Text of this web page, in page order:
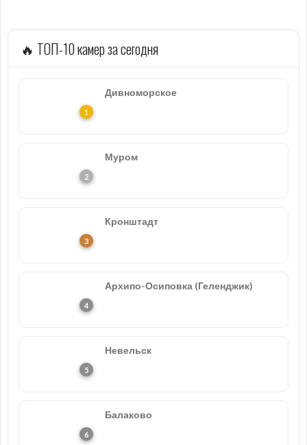
🔥 ТОП-10 камер за сегодня
Дивноморское
Муром
Кронштадт
Архипо-Осиповка (Геленджик)
Невельск
Балаково